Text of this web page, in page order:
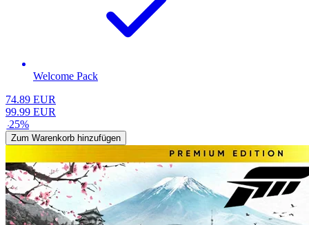
Welcome Pack
74.89 EUR
99.99 EUR
-25%
Zum Warenkorb hinzufügen